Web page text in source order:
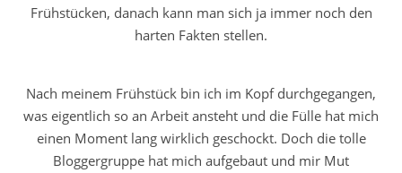
Frühstücken, danach kann man sich ja immer noch den
harten Fakten stellen.
Nach meinem Frühstück bin ich im Kopf durchgegangen,
was eigentlich so an Arbeit ansteht und die Fülle hat mich
einen Moment lang wirklich geschockt. Doch die tolle
Bloggergruppe hat mich aufgebaut und mir Mut